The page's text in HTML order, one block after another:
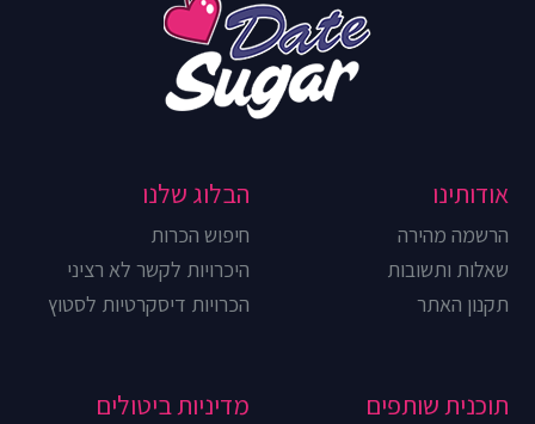
אודותינו
הרשמה מהירה
שאלות ותשובות
תקנון האתר
הבלוג שלנו
חיפוש הכרות
היכרויות לקשר לא רציני
הכרויות דיסקרטיות לסטוץ
תוכנית שותפים מדיניות ביטולים